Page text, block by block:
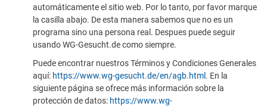
automáticamente el sitio web. Por lo tanto, por favor marque
la casilla abajo. De esta manera sabemos que no es un
programa sino una persona real. Despues puede seguir
usando WG-Gesucht.de como siempre.
Puede encontrar nuestros Términos y Condiciones Generales
aquí: https://www.wg-gesucht.de/en/agb.html . En la
siguiente página se ofrece más información sobre la
protección de datos: https://www.wg-